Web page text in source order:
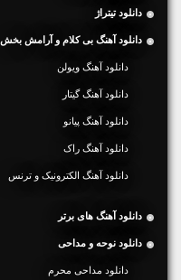
دانلود تیتراژ
دانلود آهنگ بی کلام و آرامش بخش
دانلود آهنگ ویولن
دانلود آهنگ گیتار
دانلود آهنگ پیانو
دانلود آهنگ راک
دانلود آهنگ الکترونیک و ترنس
دانلود آهنگ های برتر
دانلود نوحه و مداحی
دانلود مداحی محرم